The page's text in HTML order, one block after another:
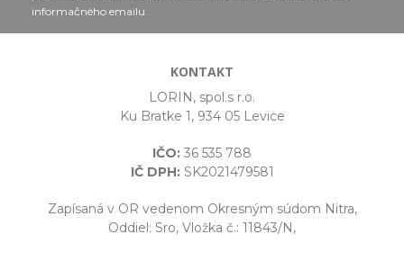
informačného emailu.
KONTAKT
LORIN, spol.s r.o.
Ku Bratke 1, 934 05 Levice
IČO: 36 535 788
IČ DPH:SK2021479581
Zapísaná v OR vedenom Okresným súdom Nitra,
Oddiel: Sro, Vložka č.: 11843/N,